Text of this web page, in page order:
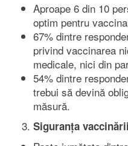
Aproape 6 din 10
optim pentru
67% dintre
privind vaccinarea
medicale, nici din
54% dintre
trebui să devină
măsură.
Siguranța